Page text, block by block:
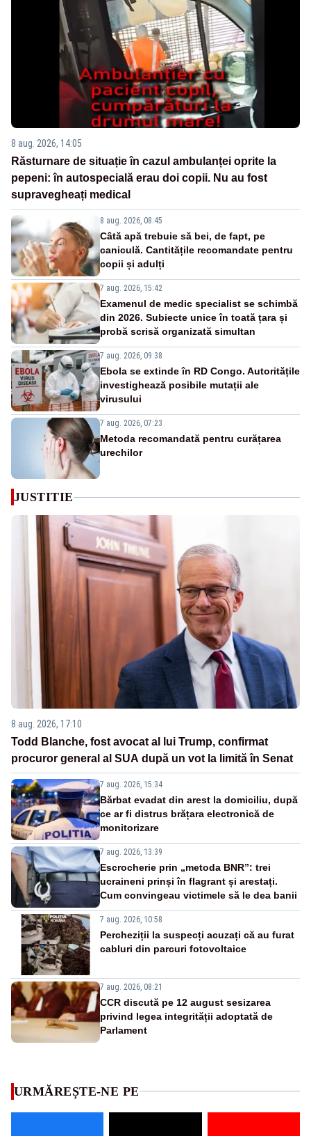
8 aug. 2026, 14:05
Răsturnare de situație în cazul ambulanței oprite la
pepeni: în autospecială erau doi copii. Nu au fost
supravegheați medical
8 aug. 2026, 08:45
Câtă apă trebuie să bei, de fapt, pe
caniculă. Cantitățile recomandate pentru
copii și adulți
7 aug. 2026, 15:42
Examenul de medic specialist se schimbă
din 2026. Subiecte unice în toată țara și
probă scrisă organizată simultan
7 aug. 2026, 09:38
Ebola se extinde în RD Congo. Autoritățile
investighează posibile mutații ale
virusului
7 aug. 2026, 07:23
Metoda recomandată pentru curățarea
urechilor
JUSTITIE
8 aug. 2026, 17:10
Todd Blanche, fost avocat al lui Trump, confirmat
procuror general al SUA după un vot la limită în Senat
7 aug. 2026, 15:34
Bărbat evadat din arest la domiciliu, după
ce ar fi distrus brățara electronică de
monitorizare
7 aug. 2026, 13:39
Escrocherie prin „metoda BNR”: trei
ucraineni prinși în flagrant și arestați.
Cum convingeau victimele să le dea banii
7 aug. 2026, 10:58
Percheziții la suspecți acuzați că au furat
cabluri din parcuri fotovoltaice
7 aug. 2026, 08:21
CCR discută pe 12 august sesizarea
privind legea integrității adoptată de
Parlament
URMĂREȘTE-NE PE